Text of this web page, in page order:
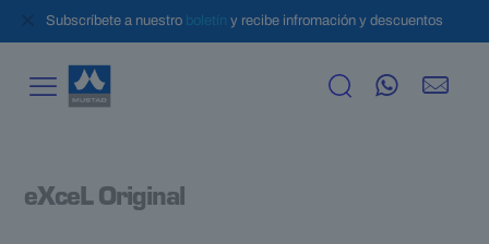
Subscríbete a nuestro boletín y recibe infromación y descuentos
eXceL Original